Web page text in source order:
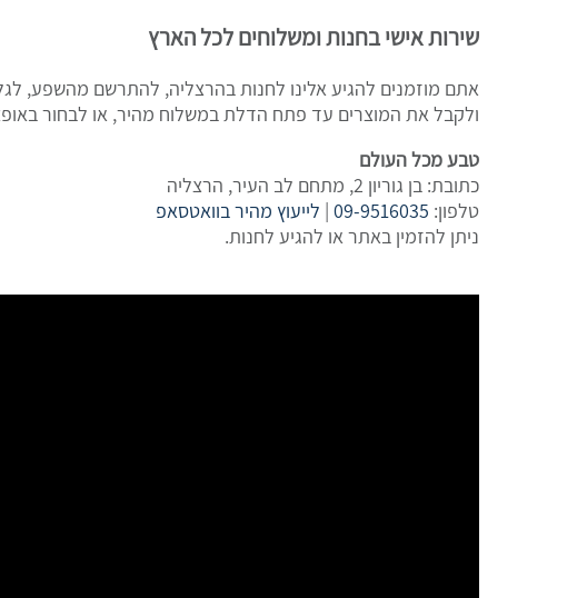
שירות אישי בחנות ומשלוחים לכל הארץ
אתם מוזמנים להגיע אלינו לחנות בהרצליה, להתרשם מהשפע,
ולקבל את המוצרים עד פתח הדלת במשלוח מהיר, או לבחור
טבע מכל העולם
כתובת: בן גוריון 2, מתחם לב העיר, הרצליה
טלפון: 09-9516035
| לייעוץ מהיר בוואטסאפ
ניתן להזמין באתר או להגיע לחנות.